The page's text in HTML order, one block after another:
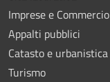
Imprese e Commercio
Appalti pubblici
Catasto e urbanistica
Turismo